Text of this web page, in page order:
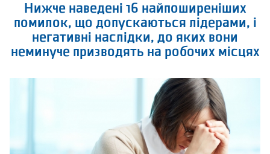
Нижче наведені 16 найпоширеніших
помилок, що допускаються лідерами, і
негативні наслідки, до яких вони
неминуче призводять на робочих місцях